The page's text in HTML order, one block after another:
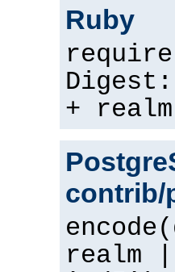
Ruby
+
contrib/
realm